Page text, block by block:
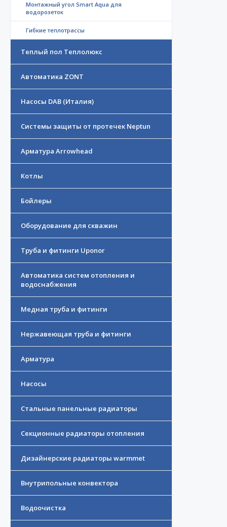
Монтажный угол Smart Aqua для
водорозеток
Гибкие теплотрассы
Теплый пол Теплолюкс
Автоматика ZONT
Насосы DAB (Италия)
Системы защиты от протечек Neptun
Арматура Arrowhead
Котлы
Бойлеры
Оборудование для скважин
Труба и фитинги Uponor
Автоматика систем отопления и
водоснабжения
Медная труба и фитинги
Нержавеющая труба и фитинги
Арматура
Насосы
Стальные панельные радиаторы
Секционные радиаторы отопления
Дизайнерские радиаторы warmmet
Внутрипольные конвектора
Водоочистка